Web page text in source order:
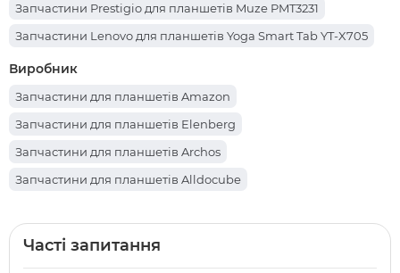
Запчастини Prestigio для планшетів Muze PMT3231
Запчастини Lenovo для планшетів Yoga Smart Tab YT-X705
Запчастини Apple для планшетів iPad Pro 12.9 (2017)
Запчастини Teclast для планшетів P85T
Запчастини Oscal для планшетів Pad 70
Запчастини Nomi для планшетів C101014 Ultra4
Запчастини Teclast для планшетів X98 Air III
Запчастини Huawei для планшетів MediaPad M5 Lite 10
Виробник
Запчастини для планшетів Amazon
Запчастини для планшетів Elenberg
Запчастини для планшетів Archos
Запчастини для планшетів Alldocube
Запчастини для планшетів Партномера
Часті запитання